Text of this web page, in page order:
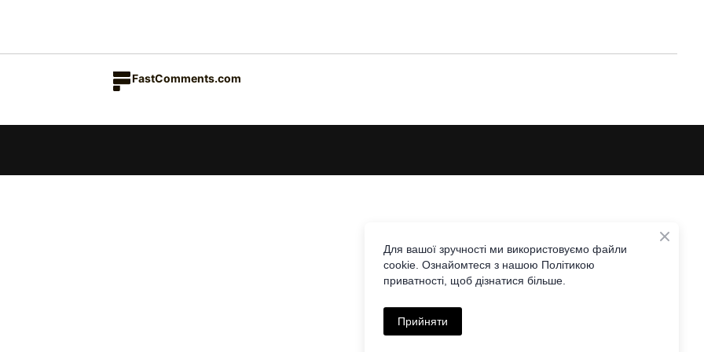
FastComments.com
Для вашої зручності ми використовуємо файли
cookie. Ознайомтеся з нашою Політикою
приватності, щоб дізнатися більше.
Прийняти